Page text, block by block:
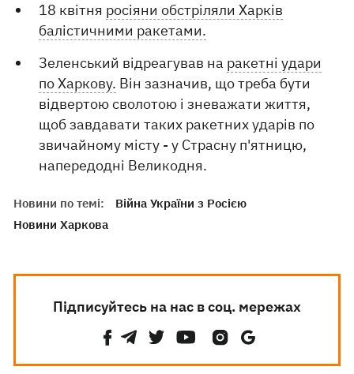
18 квітня росіяни обстріляли Харків
балістичними ракетами.
Зеленський відреагував на ракетні удари
по Харкову. Він зазначив, що треба бути
відвертою сволотою і зневажати життя,
щоб завдавати таких ракетних ударів по
звичайному місту - у Страсну п'ятницю,
напередодні Великодня.
Новини по темі:
Війна України з Росією
Новини Харкова
Підписуйтесь на нас в соц. мережах